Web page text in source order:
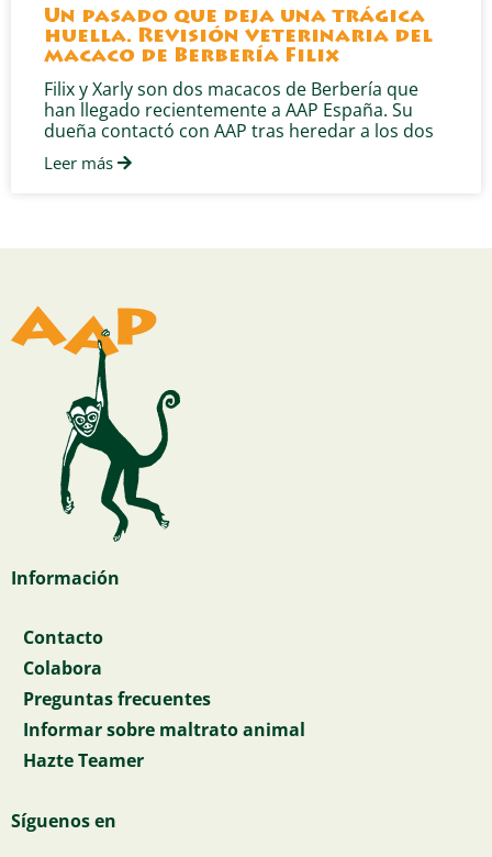
Un pasado que deja una trágica
huella. Revisión veterinaria del
macaco de Berbería Filix
Filix y Xarly son dos macacos de Berbería que
han llegado recientemente a AAP España. Su
dueña contactó con AAP tras heredar a los dos
Leer más
Información
Contacto
Colabora
Preguntas frecuentes
Informar sobre maltrato animal
Hazte Teamer
Síguenos en